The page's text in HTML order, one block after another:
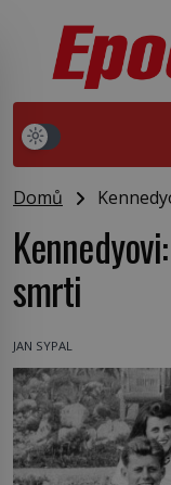
Domů
smrti
JAN SYPAL